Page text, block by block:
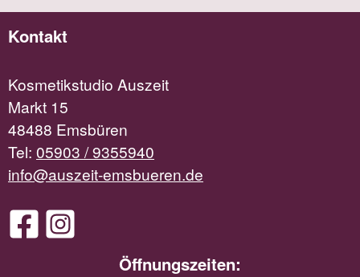
Kontakt
Kosmetikstudio Auszeit
Markt 15
48488 Emsbüren
Tel: 05903 / 9355940
info@auszeit-emsbueren.de
Öffnungszeiten: